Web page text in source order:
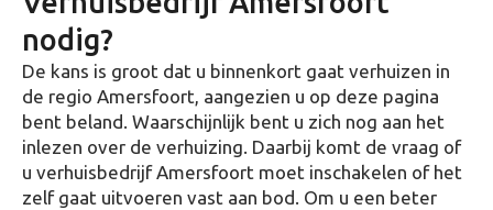
nodig?
De kans is groot dat u binnenkort gaat verhuizen in
de regio Amersfoort, aangezien u op deze pagina
bent beland. Waarschijnlijk bent u zich nog aan het
inlezen over de verhuizing. Daarbij komt de vraag of
u verhuisbedrijf Amersfoort moet inschakelen of het
zelf gaat uitvoeren vast aan bod. Om u een beter